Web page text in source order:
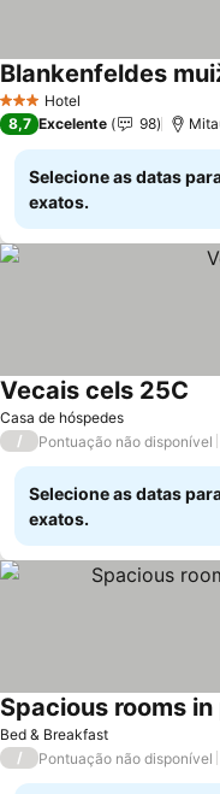
3 EstrelasHotel
Blankenfeldes
8,7 Excelente 98
Selecione as datas
exatos.
Casa de hóspedes
Vecais cels 25C
/ Pontuação não disponível
Selecione as datas
exatos.
Bed & Breakfast
Spacious rooms
/ Pontuação não disponível